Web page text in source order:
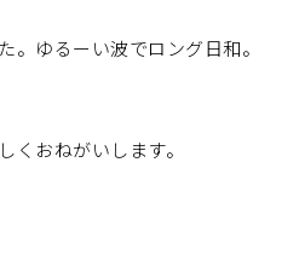
。ゆるーい波でロング日和。
くおねがいします。